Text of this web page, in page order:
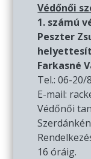
Védőnői
1. számú
Peszter
Farkasné
Tel.: 06-20/
E-mail:
Védőnői
16 óráig.